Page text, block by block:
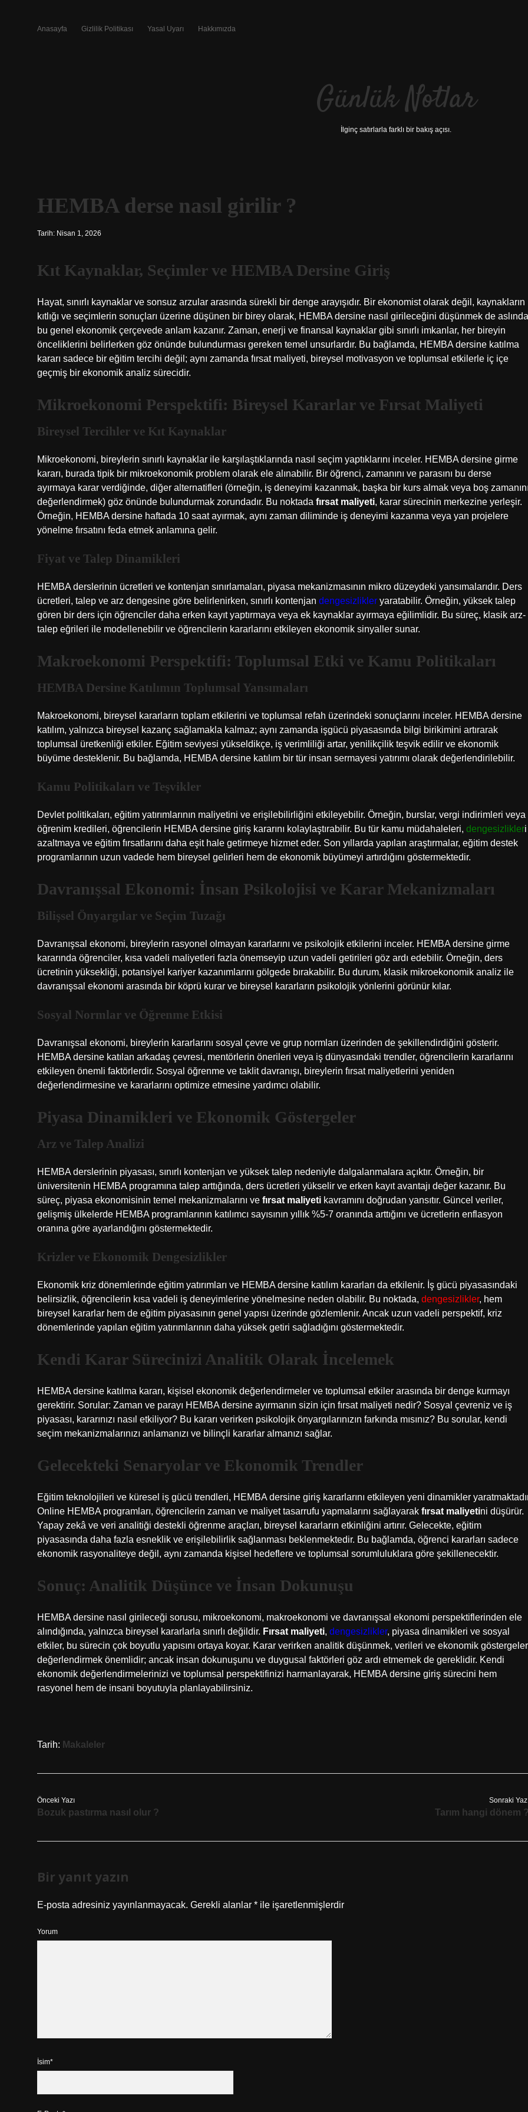
Anasayfa Gizlilik Politikası Yasal Uyarı Hakkımızda
Günlük Notlar
İlginç satırlarla farklı bir bakış açısı.
HEMBA derse nasıl girilir ?
Tarih: Nisan 1, 2026
Kıt Kaynaklar, Seçimler ve HEMBA Dersine Giriş
Hayat, sınırlı kaynaklar ve sonsuz arzular arasında sürekli bir denge arayışıdır. Bir ekonomist olarak değil, kaynakların
kıtlığı ve seçimlerin sonuçları üzerine düşünen bir birey olarak, HEMBA dersine nasıl girileceğini düşünmek de aslında
bu genel ekonomik çerçevede anlam kazanır. Zaman, enerji ve finansal kaynaklar gibi sınırlı imkanlar, her bireyin
önceliklerini belirlerken göz önünde bulundurması gereken temel unsurlardır. Bu bağlamda, HEMBA dersine katılma
kararı sadece bir eğitim tercihi değil; aynı zamanda fırsat maliyeti, bireysel motivasyon ve toplumsal etkilerle iç içe
geçmiş bir ekonomik analiz sürecidir.
Mikroekonomi Perspektifi: Bireysel Kararlar ve Fırsat Maliyeti
Bireysel Tercihler ve Kıt Kaynaklar
Mikroekonomi, bireylerin sınırlı kaynaklar ile karşılaştıklarında nasıl seçim yaptıklarını inceler. HEMBA dersine girme
kararı, burada tipik bir mikroekonomik problem olarak ele alınabilir. Bir öğrenci, zamanını ve parasını bu derse
ayırmaya karar verdiğinde, diğer alternatifleri (örneğin, iş deneyimi kazanmak, başka bir kurs almak veya boş
değerlendirmek) göz önünde bulundurmak zorundadır. Bu noktada fırsat maliyeti, karar sürecinin merkezine yerleşir.
Örneğin, HEMBA dersine haftada 10 saat ayırmak, aynı zaman diliminde iş deneyimi kazanma veya yan projelere
yönelme fırsatını feda etmek anlamına gelir.
Fiyat ve Talep Dinamikleri
HEMBA derslerinin ücretleri ve kontenjan sınırlamaları, piyasa mekanizmasının mikro düzeydeki yansımalarıdır. Ders
ücretleri, talep ve arz dengesine göre belirlenirken, sınırlı kontenjan dengesizlikler yaratabilir. Örneğin, yüksek talep
gören bir ders için öğrenciler daha erken kayıt yaptırmaya veya ek kaynaklar ayırmaya eğilimlidir. Bu süreç, klasik arz-
talep eğrileri ile modellenebilir ve öğrencilerin kararlarını etkileyen ekonomik sinyaller sunar.
Makroekonomi Perspektifi: Toplumsal Etki ve Kamu Politikaları
HEMBA Dersine Katılımın Toplumsal Yansımaları
Makroekonomi, bireysel kararların toplam etkilerini ve toplumsal refah üzerindeki sonuçlarını inceler. HEMBA dersine
katılım, yalnızca bireysel kazanç sağlamakla kalmaz; aynı zamanda işgücü piyasasında bilgi birikimini artırarak
toplumsal üretkenliği etkiler. Eğitim seviyesi yükseldikçe, iş verimliliği artar, yenilikçilik teşvik edilir ve ekonomik
büyüme desteklenir. Bu bağlamda, HEMBA dersine katılım bir tür insan sermayesi yatırımı olarak değerlendirilebilir.
Kamu Politikaları ve Teşvikler
Devlet politikaları, eğitim yatırımlarının maliyetini ve erişilebilirliğini etkileyebilir. Örneğin, burslar, vergi indirimleri veya
öğrenim kredileri, öğrencilerin HEMBA dersine giriş kararını kolaylaştırabilir. Bu tür kamu müdahaleleri, dengesizlikleri
azaltmaya ve eğitim fırsatlarını daha eşit hale getirmeye hizmet eder. Son yıllarda yapılan araştırmalar, eğitim destek
programlarının uzun vadede hem bireysel gelirleri hem de ekonomik büyümeyi artırdığını göstermektedir.
Davranışsal Ekonomi: İnsan Psikolojisi ve Karar Mekanizmaları
Bilişsel Önyargılar ve Seçim Tuzağı
Davranışsal ekonomi, bireylerin rasyonel olmayan kararlarını ve psikolojik etkilerini inceler. HEMBA dersine girme
kararında öğrenciler, kısa vadeli maliyetleri fazla önemseyip uzun vadeli getirileri göz ardı edebilir. Örneğin, ders
ücretinin yüksekliği, potansiyel kariyer kazanımlarını gölgede bırakabilir. Bu durum, klasik mikroekonomik analiz ile
davranışsal ekonomi arasında bir köprü kurar ve bireysel kararların psikolojik yönlerini görünür kılar.
Sosyal Normlar ve Öğrenme Etkisi
Davranışsal ekonomi, bireylerin kararlarını sosyal çevre ve grup normları üzerinden de şekillendirdiğini gösterir.
HEMBA dersine katılan arkadaş çevresi, mentörlerin önerileri veya iş dünyasındaki trendler, öğrencilerin kararlarını
etkileyen önemli faktörlerdir. Sosyal öğrenme ve taklit davranışı, bireylerin fırsat maliyetlerini yeniden
değerlendirmesine ve kararlarını optimize etmesine yardımcı olabilir.
Piyasa Dinamikleri ve Ekonomik Göstergeler
Arz ve Talep Analizi
HEMBA derslerinin piyasası, sınırlı kontenjan ve yüksek talep nedeniyle dalgalanmalara açıktır. Örneğin, bir
üniversitenin HEMBA programına talep arttığında, ders ücretleri yükselir ve erken kayıt avantajı değer kazanır. Bu
süreç, piyasa ekonomisinin temel mekanizmalarını ve fırsat maliyeti kavramını doğrudan yansıtır. Güncel veriler,
gelişmiş ülkelerde HEMBA programlarının katılımcı sayısının yıllık %5-7 oranında arttığını ve ücretlerin enflasyon
oranına göre ayarlandığını göstermektedir.
Krizler ve Ekonomik Dengesizlikler
Ekonomik kriz dönemlerinde eğitim yatırımları ve HEMBA dersine katılım kararları da etkilenir. İş gücü piyasasındaki
belirsizlik, öğrencilerin kısa vadeli iş deneyimlerine yönelmesine neden olabilir. Bu noktada, dengesizlikler, hem
bireysel kararlar hem de eğitim piyasasının genel yapısı üzerinde gözlemlenir. Ancak uzun vadeli perspektif, kriz
dönemlerinde yapılan eğitim yatırımlarının daha yüksek getiri sağladığını göstermektedir.
Kendi Karar Sürecinizi Analitik Olarak İncelemek
HEMBA dersine katılma kararı, kişisel ekonomik değerlendirmeler ve toplumsal etkiler arasında bir denge kurmayı
gerektirir. Sorular: Zaman ve parayı HEMBA dersine ayırmanın sizin için fırsat maliyeti nedir? Sosyal çevreniz ve iş
piyasası, kararınızı nasıl etkiliyor? Bu kararı verirken psikolojik önyargılarınızın farkında mısınız? Bu sorular, kendi
seçim mekanizmalarınızı anlamanızı ve bilinçli kararlar almanızı sağlar.
Gelecekteki Senaryolar ve Ekonomik Trendler
Eğitim teknolojileri ve küresel iş gücü trendleri, HEMBA dersine giriş kararlarını etkileyen yeni dinamikler
Online HEMBA programları, öğrencilerin zaman ve maliyet tasarrufu yapmalarını sağlayarak fırsat maliyetini düşürür.
Yapay zekâ ve veri analitiği destekli öğrenme araçları, bireysel kararların etkinliğini artırır. Gelecekte, eğitim
piyasasında daha fazla esneklik ve erişilebilirlik sağlanması beklenmektedir. Bu bağlamda, öğrenci kararları sadece
ekonomik rasyonaliteye değil, aynı zamanda kişisel hedeflere ve toplumsal sorumluluklara göre şekillenecektir.
Sonuç: Analitik Düşünce ve İnsan Dokunuşu
HEMBA dersine nasıl girileceği sorusu, mikroekonomi, makroekonomi ve davranışsal ekonomi perspektiflerinden ele
alındığında, yalnızca bireysel kararlarla sınırlı değildir. Fırsat maliyeti, dengesizlikler, piyasa dinamikleri ve sosyal
etkiler, bu sürecin çok boyutlu yapısını ortaya koyar. Karar verirken analitik düşünmek, verileri ve ekonomik
değerlendirmek önemlidir; ancak insan dokunuşunu ve duygusal faktörleri göz ardı etmemek de gereklidir. Kendi
ekonomik değerlendirmelerinizi ve toplumsal perspektifinizi harmanlayarak, HEMBA dersine giriş sürecini hem
rasyonel hem de insani boyutuyla planlayabilirsiniz.
Tarih: Makaleler
Önceki Yazı
Bozuk pastırma nasıl olur ?
Sonraki
Tarım hangi dönem
Bir yanıt yazın
E-posta adresiniz yayınlanmayacak. Gerekli alanlar * ile işaretlenmişlerdir
Yorum
İsim*